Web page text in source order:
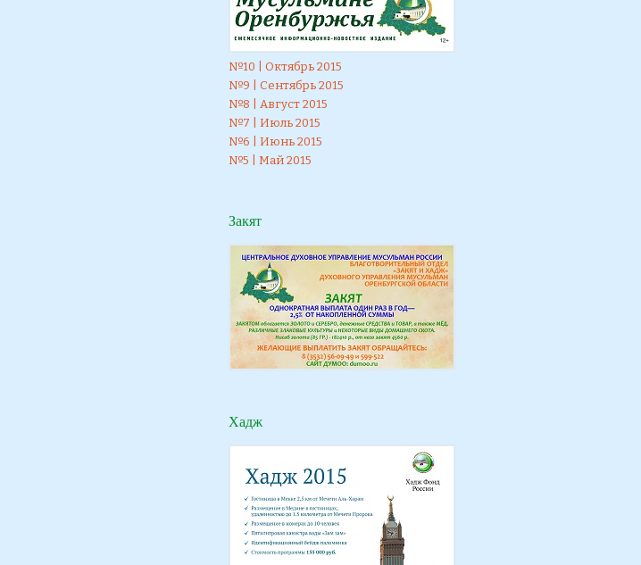
№10 | Октябрь 2015
№9 | Сентябрь 2015
№8 | Август 2015
№7 | Июль 2015
№6 | Июнь 2015
№5 | Май 2015
Закят
Хадж